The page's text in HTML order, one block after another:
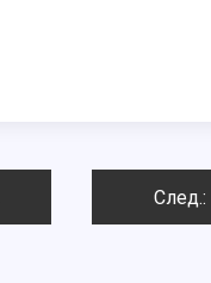
След.: